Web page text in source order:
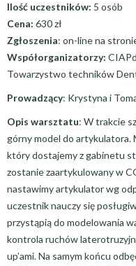
Ilość uczestników: 5 osób
Cena: 630 zł
Zgłoszenia: on-line na
Współorganizatorzy:
Towarzystwo techników
Prowadzący: Krystyna i
Opis warsztatu: W trakcie
górny model do artykulatora.
który dostajemy z gabinetu
zostanie zaartykulowany w
nastawimy artykulator wg
uczestnik nauczy się
przystąpią do modelowania
kontrola ruchów
up’ami. Na samym końcu